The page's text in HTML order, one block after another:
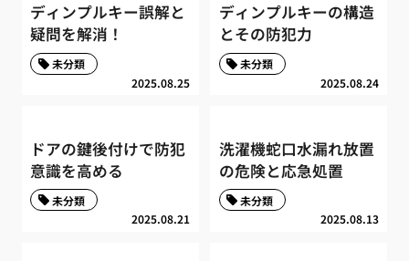
ディンプルキー誤解と
疑問を解消！
2025.08.25
未分類
ディンプルキーの構造
とその防犯力
2025.08.24
未分類
ドアの鍵後付けで防犯
意識を高める
2025.08.21
未分類
洗濯機蛇口水漏れ放置
の危険と応急処置
2025.08.13
未分類